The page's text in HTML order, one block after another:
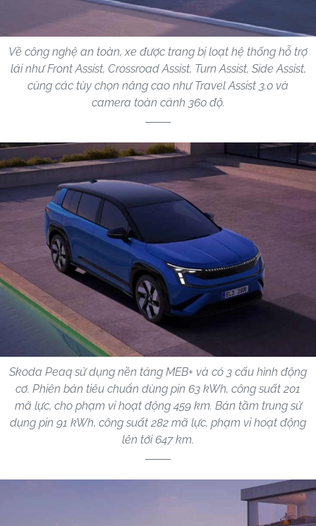
Về công nghệ an toàn, xe được trang bị loạt hệ thống hỗ trợ
lái như Front Assist, Crossroad Assist, Turn Assist, Side Assist,
cùng các tùy chọn nâng cao như Travel Assist 3.0 và
camera toàn cảnh 360 độ.
Skoda Peaq sử dụng nền tảng MEB+ và có 3 cấu hình động
cơ. Phiên bản tiêu chuẩn dùng pin 63 kWh, công suất 201
mã lực, cho phạm vi hoạt động 459 km. Bản tầm trung sử
dụng pin 91 kWh, công suất 282 mã lực, phạm vi hoạt động
lên tới 647 km.